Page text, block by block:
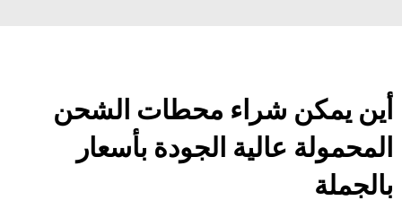
أين يمكن شراء محطات الشحن
المحمولة عالية الجودة بأسعار
بالجملة